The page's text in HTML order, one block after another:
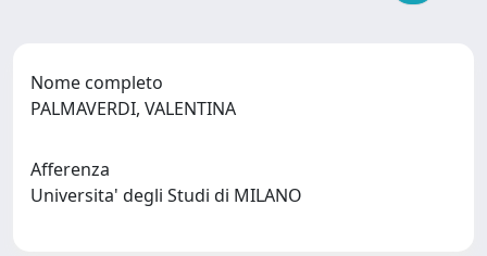
Nome completo
PALMAVERDI, VALENTINA
Afferenza
Universita' degli Studi di MILANO